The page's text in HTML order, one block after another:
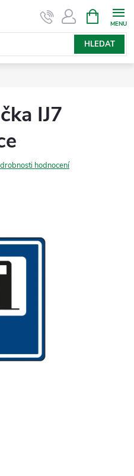
HLEDAT
NÁKUPNÍ
KOŠÍK
IJ7
hodnocení